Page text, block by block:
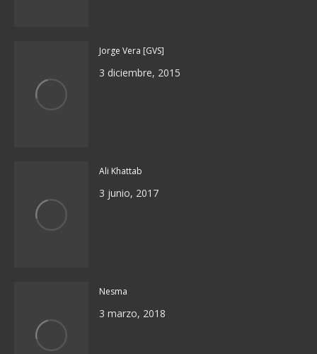
Jorge Vera [GVS]
3 diciembre, 2015
Ali Khattab
3 junio, 2017
Nesma
3 marzo, 2018